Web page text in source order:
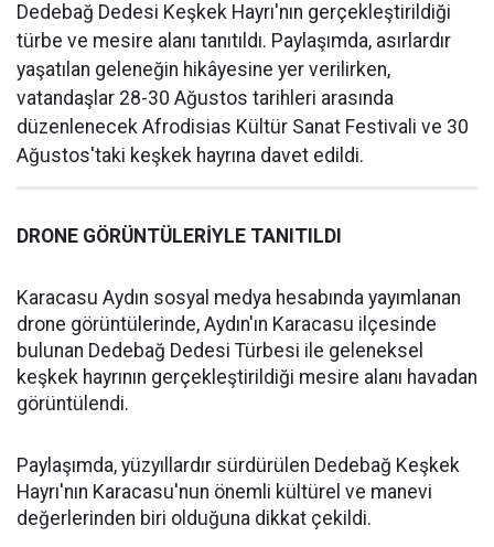
Dedebağ Dedesi Keşkek Hayrı'nın gerçekleştirildiği
türbe ve mesire alanı tanıtıldı. Paylaşımda, asırlardır
yaşatılan geleneğin hikâyesine yer verilirken,
vatandaşlar 28-30 Ağustos tarihleri arasında
düzenlenecek Afrodisias Kültür Sanat Festivali ve 30
Ağustos'taki keşkek hayrına davet edildi.
DRONE GÖRÜNTÜLERİYLE TANITILDI
Karacasu Aydın sosyal medya hesabında yayımlanan
drone görüntülerinde, Aydın'ın Karacasu ilçesinde
bulunan Dedebağ Dedesi Türbesi ile geleneksel
keşkek hayrının gerçekleştirildiği mesire alanı havadan
görüntülendi.
Paylaşımda, yüzyıllardır sürdürülen Dedebağ Keşkek
Hayrı'nın Karacasu'nun önemli kültürel ve manevi
değerlerinden biri olduğuna dikkat çekildi.